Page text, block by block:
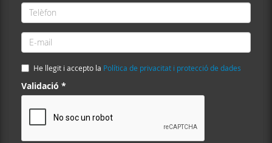
Telèfon
*
E-
mail
He llegit i accepto la Política de privacitat i protecció de dades
Validació *